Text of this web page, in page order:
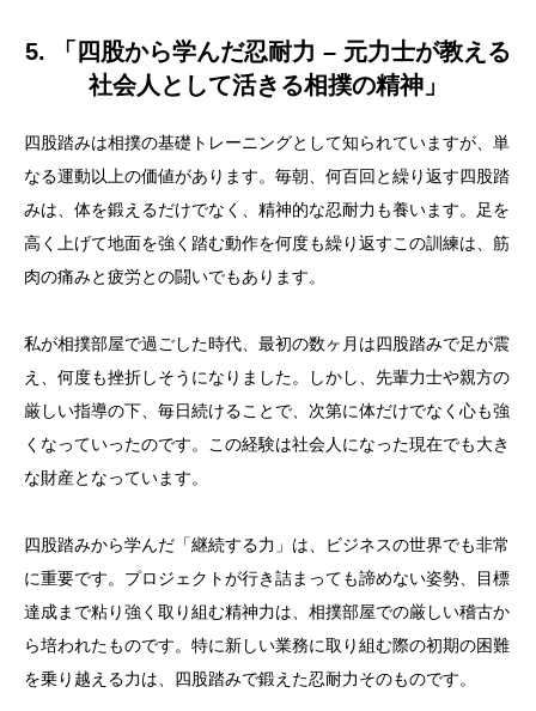
5. 「四股から学んだ忍耐力 – 元力士が教える
社会人として活きる相撲の精神」
四股踏みは相撲の基礎トレーニングとして知られていますが、単
なる運動以上の価値があります。毎朝、何百回と繰り返す四股踏
みは、体を鍛えるだけでなく、精神的な忍耐力も養います。足を
高く上げて地面を強く踏む動作を何度も繰り返すこの訓練は、筋
肉の痛みと疲労との闘いでもあります。
私が相撲部屋で過ごした時代、最初の数ヶ月は四股踏みで足が震
え、何度も挫折しそうになりました。しかし、先輩力士や親方の
厳しい指導の下、毎日続けることで、次第に体だけでなく心も強
くなっていったのです。この経験は社会人になった現在でも大き
な財産となっています。
四股踏みから学んだ「継続する力」は、ビジネスの世界でも非常
に重要です。プロジェクトが行き詰まっても諦めない姿勢、目標
達成まで粘り強く取り組む精神力は、相撲部屋での厳しい稽古か
ら培われたものです。特に新しい業務に取り組む際の初期の困難
を乗り越える力は、四股踏みで鍛えた忍耐力そのものです。